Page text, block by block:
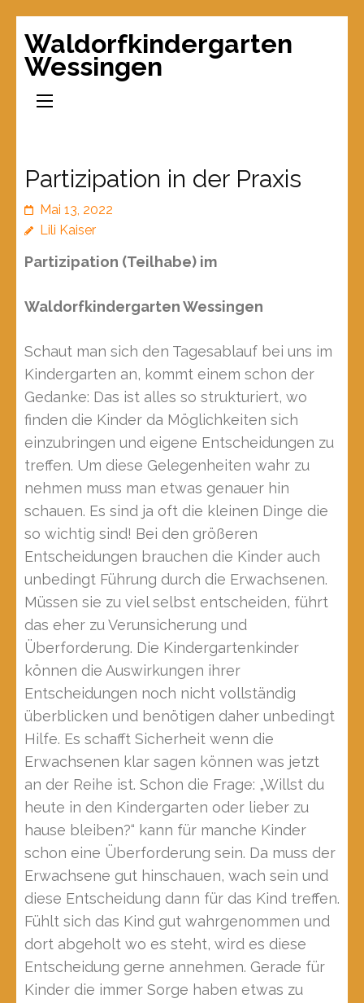
Waldorfkindergarten
Wessingen
Partizipation in der Praxis
Mai 13, 2022
Lili Kaiser
Partizipation (Teilhabe) im
Waldorfkindergarten Wessingen
Schaut man sich den Tagesablauf bei uns im
Kindergarten an, kommt einem schon der
Gedanke: Das ist alles so strukturiert, wo
finden die Kinder da Möglichkeiten sich
einzubringen und eigene Entscheidungen zu
treffen. Um diese Gelegenheiten wahr zu
nehmen muss man etwas genauer hin
schauen. Es sind ja oft die kleinen Dinge die
so wichtig sind! Bei den größeren
Entscheidungen brauchen die Kinder auch
unbedingt Führung durch die Erwachsenen.
Müssen sie zu viel selbst entscheiden, führt
das eher zu Verunsicherung und
Überforderung. Die Kindergartenkinder
können die Auswirkungen ihrer
Entscheidungen noch nicht vollständig
überblicken und benötigen daher unbedingt
Hilfe. Es schafft Sicherheit wenn die
Erwachsenen klar sagen können was jetzt
an der Reihe ist. Schon die Frage: „Willst du
heute in den Kindergarten oder lieber zu
hause bleiben?“ kann für manche Kinder
schon eine Überforderung sein. Da muss der
Erwachsene gut hinschauen, wach sein und
diese Entscheidung dann für das Kind treffen.
Fühlt sich das Kind gut wahrgenommen und
dort abgeholt wo es steht, wird es diese
Entscheidung gerne annehmen. Gerade für
Kinder die immer Sorge haben etwas zu